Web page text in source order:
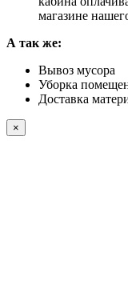
магазине
А так же:
Вывоз мусора
Уборка
Доставка
×